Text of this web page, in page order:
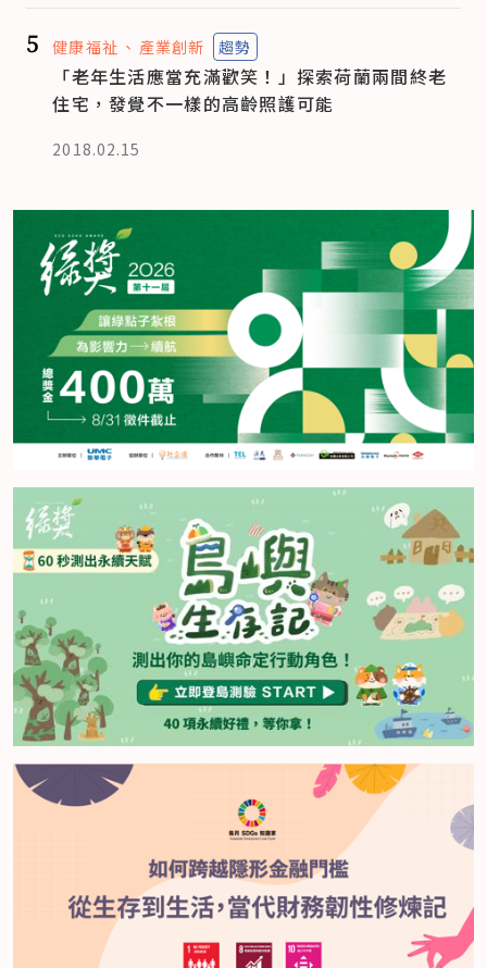
5 健康福祉 產業創新 趨勢
「老年生活應當充滿歡笑！」探索荷蘭兩間終老
住宅，發覺不一樣的高齡照護可能
2018.02.15